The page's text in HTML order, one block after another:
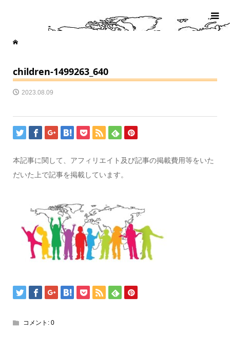
children-1499263_640
2023.08.09
本記事に関して、アフィリエイト及び記事の掲載費用等をいた
だいた上で記事を掲載しています。
コメント: 0